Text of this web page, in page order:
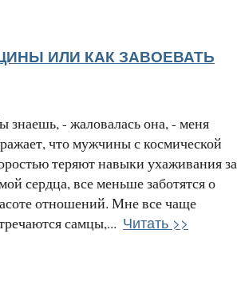
ИЛИ КАК ЗАВОЕВАТЬ
знаешь, - жаловалась она, - меня
что мужчины с космической
теряют навыки ухаживания за
сердца, все меньше заботятся о
отношений. Мне все чаще
самцы,... Читать >>